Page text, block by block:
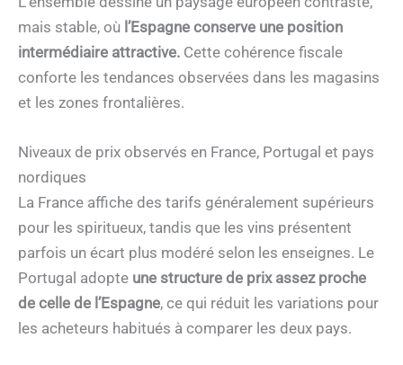
mais stable, où l’Espagne conserve une position
intermédiaire attractive. Cette cohérence fiscale
conforte les tendances observées dans les magasins
et les zones frontalières.
Niveaux de prix observés en France, Portugal et pays
nordiques
La France affiche des tarifs généralement supérieurs
pour les spiritueux, tandis que les vins présentent
parfois un écart plus modéré selon les enseignes. Le
Portugal adopte une structure de prix assez proche
de celle de l’Espagne, ce qui réduit les variations pour
les acheteurs habitués à comparer les deux pays.